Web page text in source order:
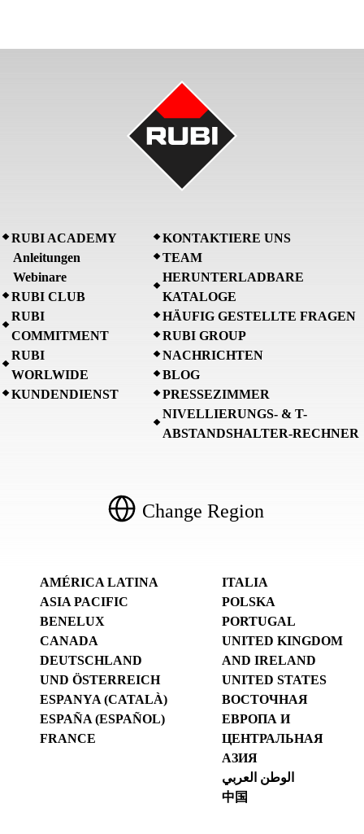
RUBI ACADEMY
Anleitungen
Webinare
RUBI CLUB
RUBI
COMMITMENT
RUBI
WORLWIDE
KUNDENDIENST
KONTAKTIERE UNS
TEAM
HERUNTERLADBARE
KATALOGE
HÄUFIG GESTELLTE FRAGEN
RUBI GROUP
NACHRICHTEN
BLOG
PRESSEZIMMER
NIVELLIERUNGS- & T-
ABSTANDSHALTER-RECHNER
Change Region
AMÉRICA LATINA
ASIA PACIFIC
BENELUX
CANADA
DEUTSCHLAND
UND ÖSTERREICH
ESPANYA (CATALÀ)
ESPAÑA (ESPAÑOL)
FRANCE
ITALIA
POLSKA
PORTUGAL
UNITED KINGDOM
AND IRELAND
UNITED STATES
ВОСТОЧНАЯ
ЕВРОПА И
ЦЕНТРАЛЬНАЯ
АЗИЯ
الوطن العربي
中国